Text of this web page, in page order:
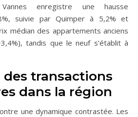
enregistre une hausse
suivie par Quimper à 5,2% et
médian des appartements anciens
tandis que le neuf s’établit à
des transactions
dans la région
une dynamique contrastée. Les